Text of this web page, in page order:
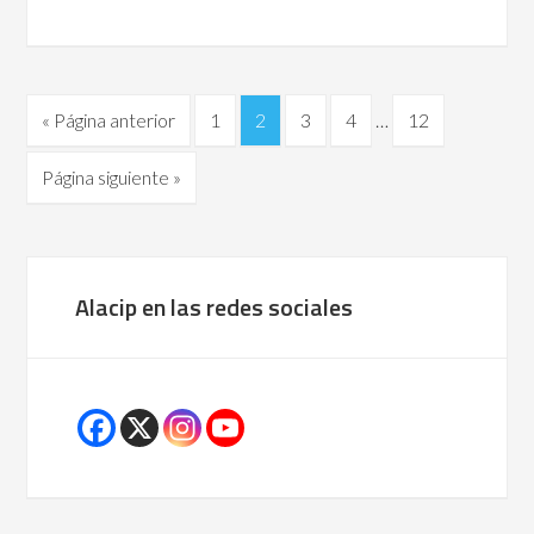
« Página anterior 1 2 3 4 … 12
Página siguiente »
Alacip en las redes sociales